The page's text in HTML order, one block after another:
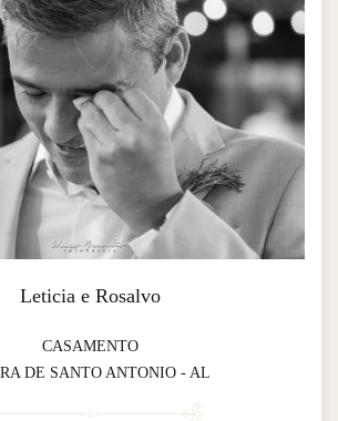
Leticia e Rosalvo
CASAMENTO
DE SANTO ANTONIO - AL